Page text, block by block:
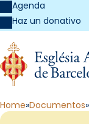
Agenda
Haz un donativo
Home Documentos